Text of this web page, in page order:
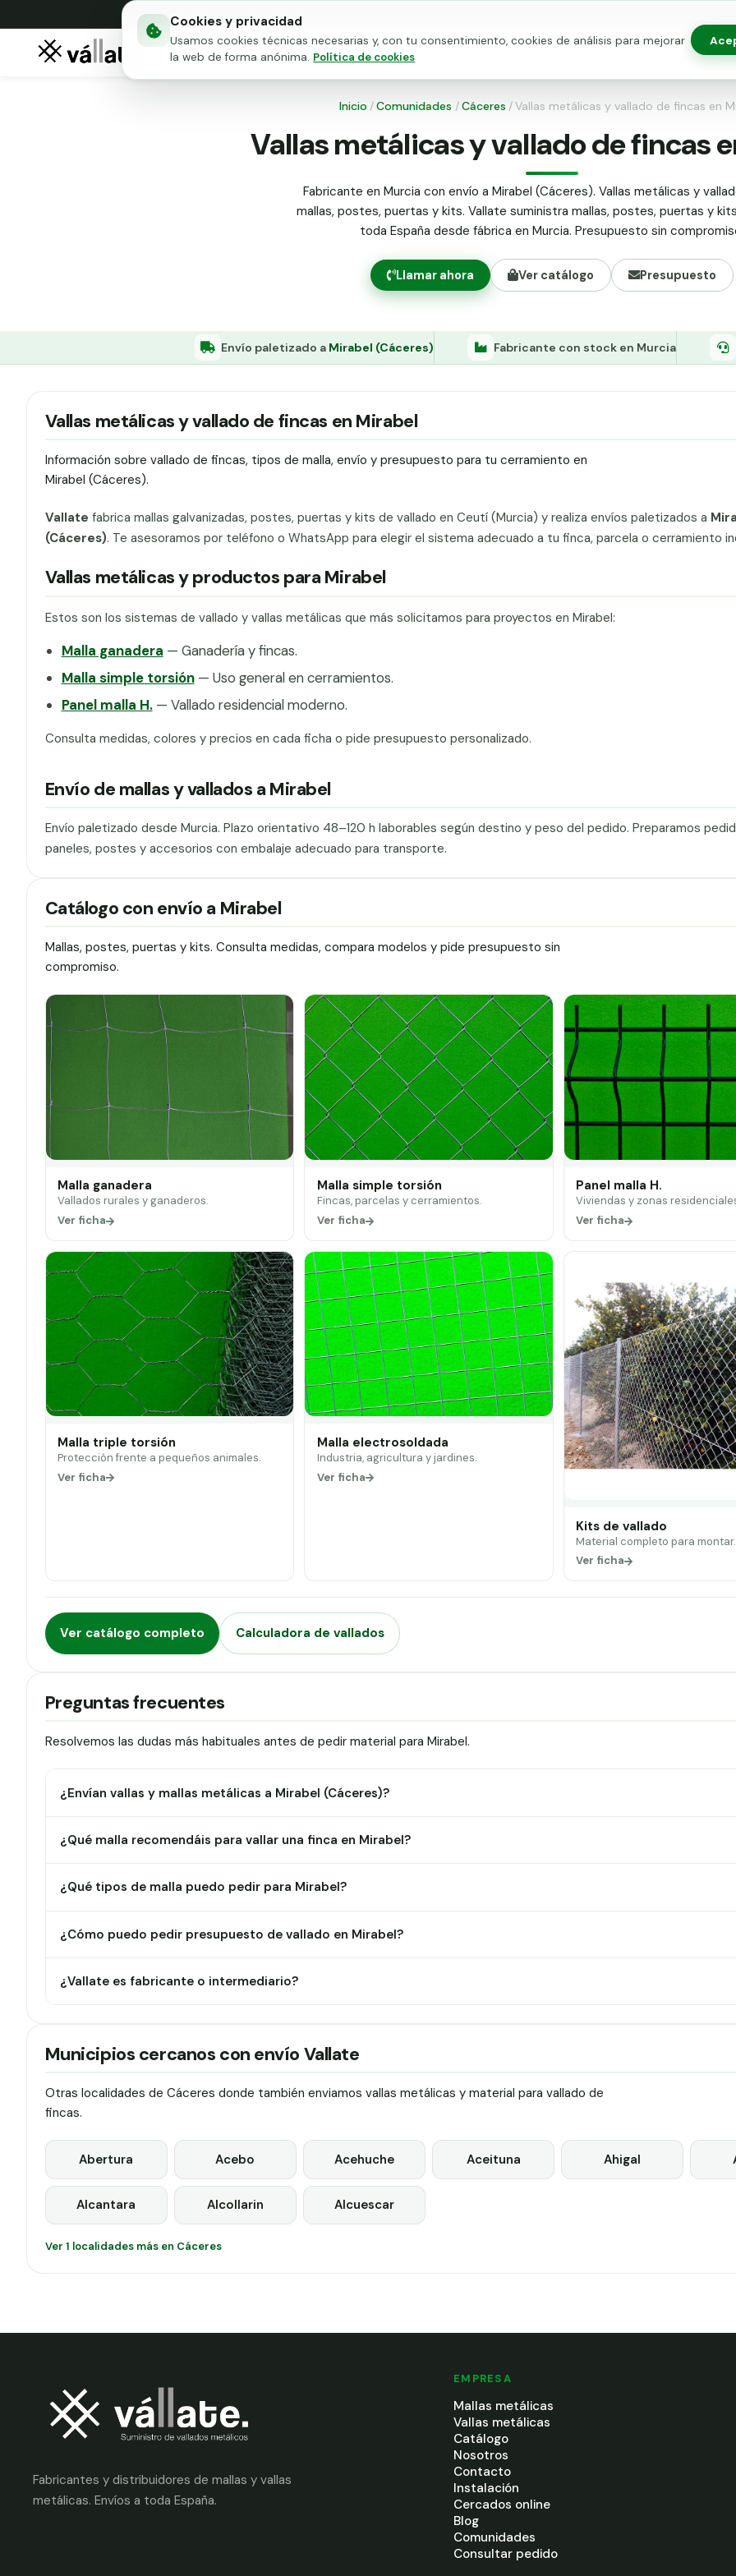
Cookies y privacidad
Usamos cookies técnicas necesarias y, con tu consentimiento, cookies de análisis para mejorar
la web de forma anónima. Política de cookies
Mallas metálicas
Puertas para vallado
Inicio /Comunidades /Cáceres /Vallas metálicas y vallado de fincas en
Vallas metálicas y vallado de fincas
Fabricante en Murcia con envío a Mirabel (Cáceres). Vallas metálicas y
mallas, postes, puertas y kits. Vallate suministra mallas, postes, puertas y
toda España desde fábrica en Murcia. Presupuesto sin
Llamar ahora Ver catálogo Presupuesto
Envío paletizado a Mirabel (Cáceres) Fabricante con stock en Murcia
Vallas metálicas y vallado de fincas en Mirabel
Información sobre vallado de fincas, tipos de malla, envío y presupuesto para tu cerramiento en
Mirabel (Cáceres).
Vallate fabrica mallas galvanizadas, postes, puertas y kits de vallado en Ceutí (Murcia) y realiza envíos paletizados a
(Cáceres). Te asesoramos por teléfono o WhatsApp para elegir el sistema adecuado a tu finca, parcela o cerramiento
Vallas metálicas y productos para Mirabel
Estos son los sistemas de vallado y vallas metálicas que más solicitamos para proyectos en Mirabel:
Malla ganadera — Ganadería y fincas.
Malla simple torsión— Uso general en cerramientos.
Panel malla H.— Vallado residencial moderno.
Consulta medidas, colores y precios en cada ficha o pide presupuesto personalizado.
Envío de mallas y vallados a Mirabel
Envío paletizado desde Murcia. Plazo orientativo 48–120 h laborables según destino y peso del pedido. Preparamos
paneles, postes y accesorios con embalaje adecuado para transporte.
Catálogo con envío a Mirabel
Mallas, postes, puertas y kits. Consulta medidas, compara modelos y pide presupuesto sin
compromiso.
Malla ganadera
Vallados rurales y ganaderos.
Ver ficha
Malla simple torsión
Fincas, parcelas y cerramientos.
Ver ficha
Panel malla H.
Viviendas y zonas
Ver ficha
Malla triple torsión
Protección frente a pequeños animales.
Ver ficha
Malla electrosoldada
Industria, agricultura y jardines.
Ver ficha
Kits de vallado
Material completo para montar.
Ver ficha
Ver catálogo completo Calculadora de vallados
Preguntas frecuentes
Resolvemos las dudas más habituales antes de pedir material para Mirabel.
¿Envían vallas y mallas metálicas a Mirabel (Cáceres)?
¿Qué malla recomendáis para vallar una finca en Mirabel?
¿Qué tipos de malla puedo pedir para Mirabel?
¿Cómo puedo pedir presupuesto de vallado en Mirabel?
¿Vallate es fabricante o intermediario?
Municipios cercanos con envío Vallate
Otras localidades de Cáceres donde también enviamos vallas metálicas y material para vallado de
fincas.
Abertura Acebo Acehuche Aceituna Ahigal
Alcantara Alcollarin Alcuescar
Ver 1 localidades más en Cáceres
Fabricantes y distribuidores de mallas y vallas
metálicas. Envíos a toda España.
EMPRESA
Mallas metálicas
Vallas metálicas
Catálogo
Nosotros
Contacto
Instalación
Cercados online
Blog
Comunidades
Consultar pedido